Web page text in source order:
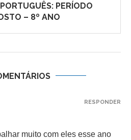
PERÍODO
– 8º ANO
muito com eles esse ano
RESPONDER